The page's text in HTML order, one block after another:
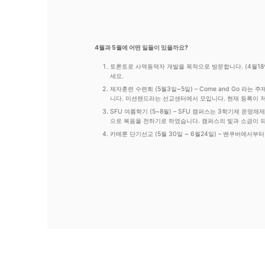
4월과 5월에 어떤 일들이 있을까요?
토론토로 사역동역자 개발을 목적으로 방문합니다. (4월
세요.
제자훈련 수련회 (5월3일~5일) – Come and Go 라는 주
니다. 미션랜드라는 선교샌터에서 모입니다. 현재 등록이
SFU 여름학기 (5~8월) – SFU 캠퍼스는 3학기제 운영체
으로 복음을 전하기로 하였습니다. 캠퍼스의 빛과 소금이
카메룬 단기선교 (5월 30일 ~ 6월24일) – 밴쿠버에서부